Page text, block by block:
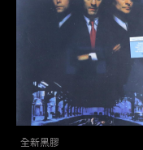
全新黑膠